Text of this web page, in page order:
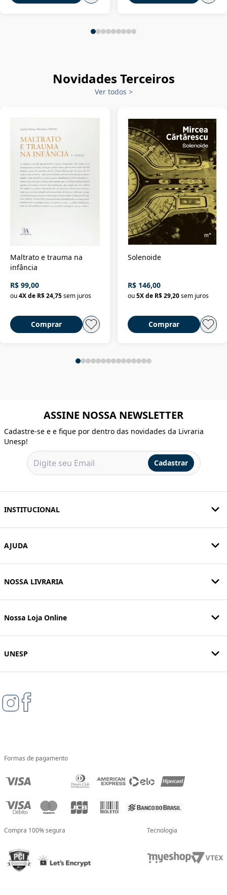
Novidades Terceiros
Ver todos >
Maltrato e trauma na
infância
R$ 99,00
ou4X de R$ 24,75sem juros
Comprar
Solenoide
R$ 146,00
ou 5X de R$ 29,20 sem juros
Comprar
ASSINE NOSSA NEWSLETTER
Cadastre-se e e fique por dentro das novidades da Livraria
Unesp!
Cadastrar
INSTITUCIONAL
AJUDA
NOSSA LIVRARIA
Nossa Loja Online
UNESP
Formas de pagamento
Compra 100% segura Tecnologia